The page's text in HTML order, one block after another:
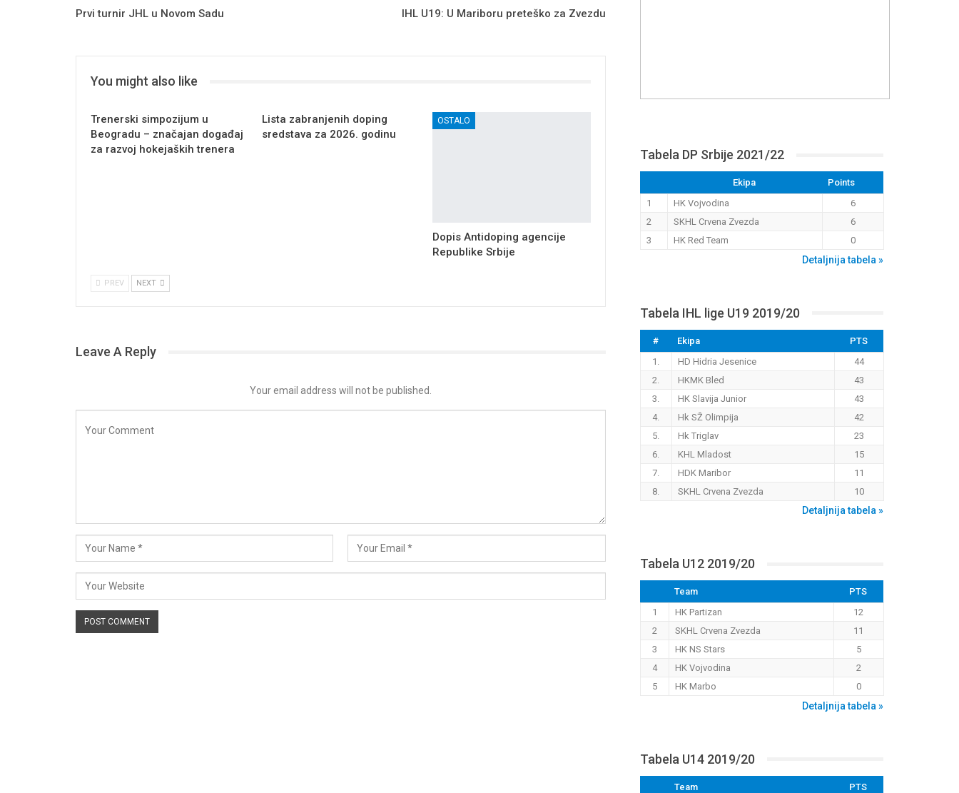
Prvi turnir JHL u Novom Sadu IHL U19: U Mariboru preteško za Zvezdu
You might also like
Trenerski simpozijum u
Beogradu – značajan događaj
za razvoj hokejaških trenera
Lista zabranjenih doping
sredstava za 2026. godinu
OSTALO
Dopis Antidoping agencije
Republike Srbije
PREV NEXT
Leave A Reply
Your email address will not be published.
Tabela DP Srbije 2021/22
Ekipa
Points
1
HK Vojvodina
6
2
SKHL Crvena Zvezda
6
3
HK Red Team 0
Detaljnija tabela »
Tabela IHL lige U19 2019/20
# Ekipa
PTS
1.
HD Hidria Jesenice
44
2.
HKMK Bled
43
3.
HK Slavija Junior
43
4.
Hk SŽ Olimpija
42
5.
Hk Triglav
23
6.
KHL Mladost
15
7.
HDK Maribor
11
8.
SKHL Crvena Zvezda 10
Detaljnija tabela »
Tabela U12 2019/20
Team
PTS
1
HK Partizan
12
2
SKHL Crvena Zvezda
11
3
HK NS Stars
5
4
HK Vojvodina
2
5
HK Marbo 0
Detaljnija tabela »
Tabela U14 2019/20
Team
PTS